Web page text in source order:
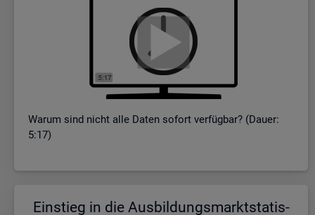
Warum sind nicht alle Daten so­fort ver­füg­bar? (Dauer:
5:17)
Ein­stieg in die Aus­bil­dungs­markt­sta­tis­